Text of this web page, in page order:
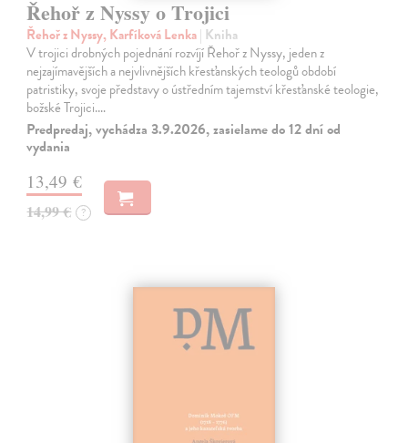
Řehoř z Nyssy o Trojici
Řehoř z Nyssy, Karfíková Lenka| Kniha
V trojici drobných pojednání rozvíjí Řehoř z Nyssy, jeden z
nejzajímavějších a nejvlivnějších křesťanských teologů období
patristiky, svoje představy o ústředním tajemství křesťanské teologie,
božské Trojici.…
Predpredaj, vychádza 3.9.2026, zasielame do 12 dní od
vydania
13,49 €
14,99 € ?